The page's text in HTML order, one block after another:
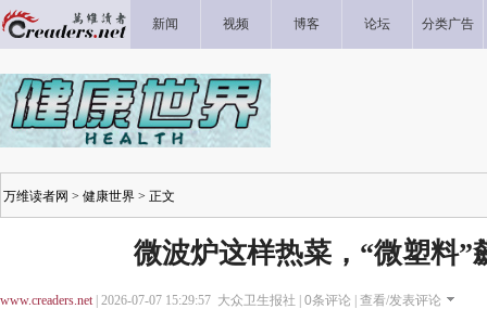
新闻 视频 博客 论坛 分类广告
万维读者网 > 健康世界 > 正文
微波炉这样热菜，“微塑料”
www.creaders.net| 2026-07-07 15:29:57 大众卫生报社 | 0条评论 | 查看/发表评论